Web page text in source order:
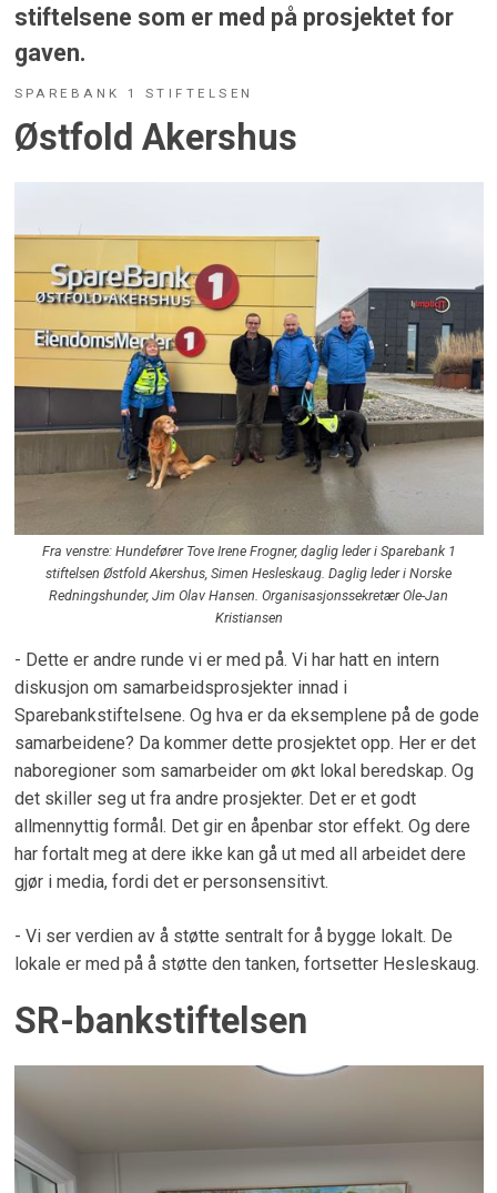
stiftelsene som er med på prosjektet for
gaven.
SPAREBANK 1 STIFTELSEN
Østfold Akershus
Fra venstre: Hundefører Tove Irene Frogner, daglig leder i Sparebank 1
stiftelsen Østfold Akershus, Simen Hesleskaug. Daglig leder i Norske
Redningshunder, Jim Olav Hansen. Organisasjonssekretær Ole-Jan
Kristiansen
- Dette er andre runde vi er med på. Vi har hatt en intern
diskusjon om samarbeidsprosjekter innad i
Sparebankstiftelsene. Og hva er da eksemplene på de gode
samarbeidene? Da kommer dette prosjektet opp. Her er det
naboregioner som samarbeider om økt lokal beredskap. Og
det skiller seg ut fra andre prosjekter. Det er et godt
allmennyttig formål. Det gir en åpenbar stor effekt. Og dere
har fortalt meg at dere ikke kan gå ut med all arbeidet dere
gjør i media, fordi det er personsensitivt.
- Vi ser verdien av å støtte sentralt for å bygge lokalt. De
lokale er med på å støtte den tanken, fortsetter Hesleskaug.
SR-bankstiftelsen